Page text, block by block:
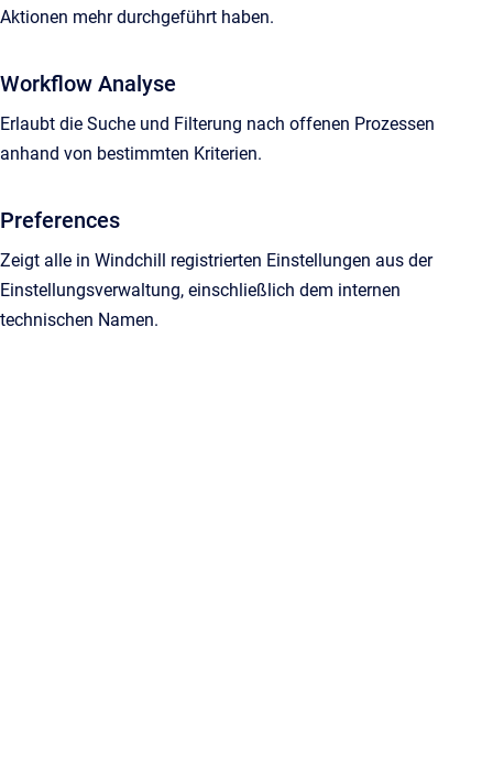
Aktionen mehr durchgeführt haben.
Workflow Analyse
Erlaubt die Suche und Filterung nach offenen Prozessen
anhand von bestimmten Kriterien.
Preferences
Zeigt alle in Windchill registrierten Einstellungen aus der
Einstellungsverwaltung, einschließlich dem internen
technischen Namen.